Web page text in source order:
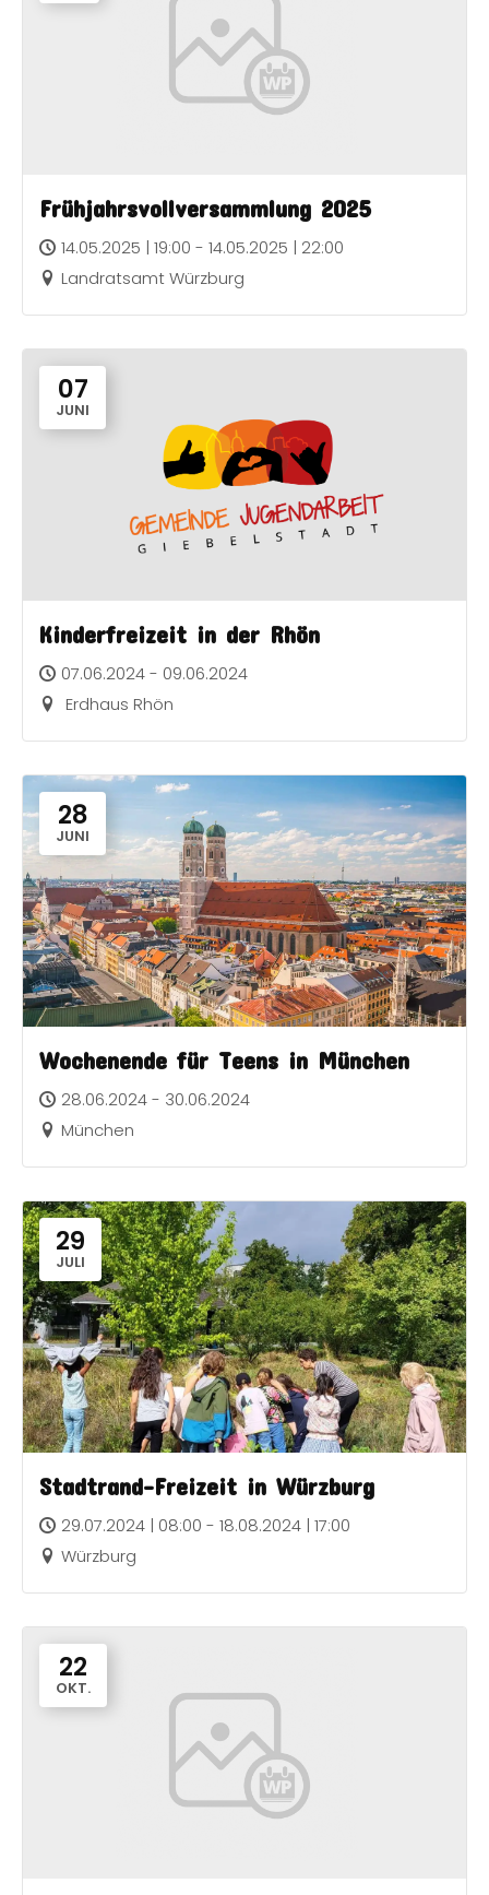
Frühjahrsvollversammlung 2025
14.05.2025 | 19:00 - 14.05.2025 | 22:00
Landratsamt Würzburg
07
JUNI
Kinderfreizeit in der Rhön
07.06.2024 - 09.06.2024
Erdhaus Rhön
28
JUNI
Wochenende für Teens in München
28.06.2024 - 30.06.2024
München
29
JULI
Stadtrand-Freizeit in Würzburg
29.07.2024 | 08:00 - 18.08.2024 | 17:00
Würzburg
22
OKT.